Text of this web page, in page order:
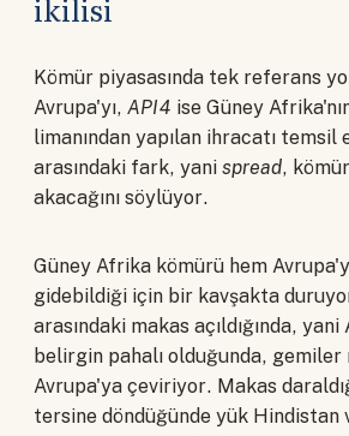
ikilisi
Kömür piyasasında tek referans
Avrupa'yı, API4 ise Güney
limanından yapılan ihracatı
arasındaki fark, yani spread,
akacağını söylüyor.
Güney Afrika kömürü hem
gidebildiği için bir kavşakta
arasındaki makas açıldığında,
belirgin pahalı olduğunda, gemiler
Avrupa'ya çeviriyor. Makas
tersine döndüğünde yük Hindistan